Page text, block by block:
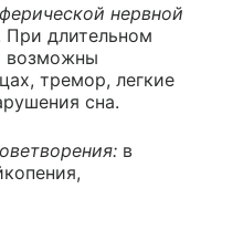
нервной
При длительном
возможны
тремор, легкие
сна.
в